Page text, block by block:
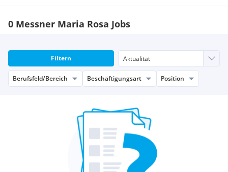
0 Messner Maria Rosa Jobs
Filtern
Berufsfeld/Bereich Beschäftigungsart Position